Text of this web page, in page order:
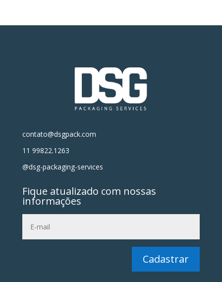
contato@dsgpack.com
11 99822.1263
@dsg-packaging-services
Fique atualizado com nossas
informações
Cadastrar